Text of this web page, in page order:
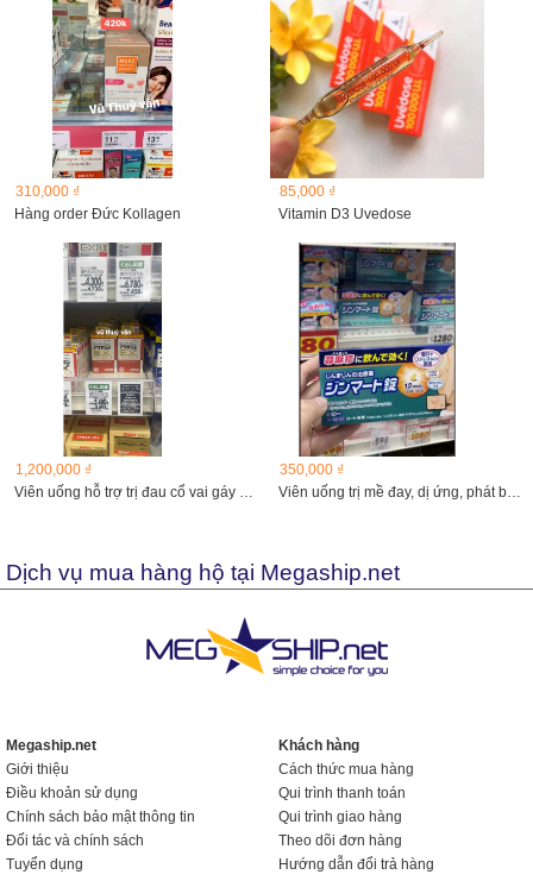
310,000 ₫
Hàng order Đức Kollagen
85,000 ₫
Vitamin D3 Uvedose
1,200,000 ₫
350,000 ₫
Viên uống trị mề đay, dị ứng, phát ban ngứa
Dịch vụ mua hàng hộ tại Megaship.net
Megaship.net
Giới thiệu
Điều khoản sử dụng
Chính sách bảo mật thông tin
Đối tác và chính sách
Tuyển dụng
Khách hàng
Cách thức mua hàng
Qui trình thanh toán
Qui trình giao hàng
Theo dõi đơn hàng
Hướng dẫn đổi trả hàng